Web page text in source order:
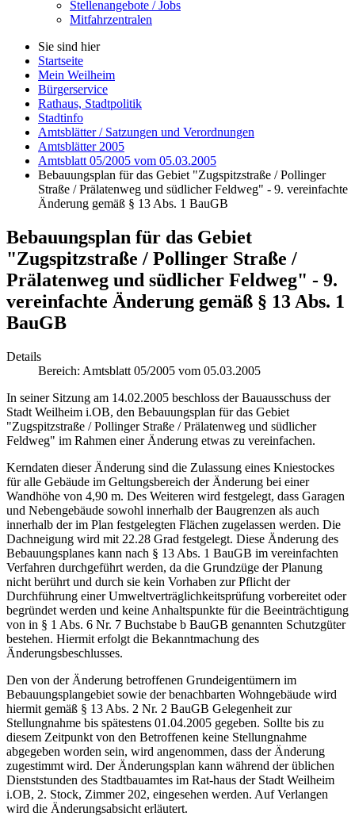
Stellenangebote / Jobs
Mitfahrzentralen
Sie sind hier
Startseite
Mein Weilheim
Bürgerservice
Rathaus, Stadtpolitik
Stadtinfo
Amtsblätter / Satzungen und Verordnungen
Amtsblätter 2005
Amtsblatt 05/2005 vom 05.03.2005
Bebauungsplan für das Gebiet "Zugspitzstraße / Pollinger
Straße / Prälatenweg und südlicher Feldweg" - 9. vereinfachte
Änderung gemäß § 13 Abs. 1 BauGB
Bebauungsplan für das Gebiet
"Zugspitzstraße / Pollinger Straße /
Prälatenweg und südlicher Feldweg" - 9.
vereinfachte Änderung gemäß § 13 Abs. 1
BauGB
Details
Bereich: Amtsblatt 05/2005 vom 05.03.2005
In seiner Sitzung am 14.02.2005 beschloss der Bauausschuss der
Stadt Weilheim i.OB, den Bebauungsplan für das Gebiet
"Zugspitzstraße / Pollinger Straße / Prälatenweg und südlicher
Feldweg" im Rahmen einer Änderung etwas zu vereinfachen.
Kerndaten dieser Änderung sind die Zulassung eines Kniestockes
für alle Gebäude im Geltungsbereich der Änderung bei einer
Wandhöhe von 4,90 m. Des Weiteren wird festgelegt, dass Garagen
und Nebengebäude sowohl innerhalb der Baugrenzen als auch
innerhalb der im Plan festgelegten Flächen zugelassen werden. Die
Dachneigung wird mit 22.28 Grad festgelegt. Diese Änderung des
Bebauungsplanes kann nach § 13 Abs. 1 BauGB im vereinfachten
Verfahren durchgeführt werden, da die Grundzüge der Planung
nicht berührt und durch sie kein Vorhaben zur Pflicht der
Durchführung einer Umweltverträglichkeitsprüfung vorbereitet oder
begründet werden und keine Anhaltspunkte für die Beeinträchtigung
von in § 1 Abs. 6 Nr. 7 Buchstabe b BauGB genannten Schutzgüter
bestehen. Hiermit erfolgt die Bekanntmachung des
Änderungsbeschlusses.
Den von der Änderung betroffenen Grundeigentümern im
Bebauungsplangebiet sowie der benachbarten Wohngebäude wird
hiermit gemäß § 13 Abs. 2 Nr. 2 BauGB Gelegenheit zur
Stellungnahme bis spätestens 01.04.2005 gegeben. Sollte bis zu
diesem Zeitpunkt von den Betroffenen keine Stellungnahme
abgegeben worden sein, wird angenommen, dass der Änderung
zugestimmt wird. Der Änderungsplan kann während der üblichen
Dienststunden des Stadtbauamtes im Rat-haus der Stadt Weilheim
i.OB, 2. Stock, Zimmer 202, eingesehen werden. Auf Verlangen
wird die Änderungsabsicht erläutert.